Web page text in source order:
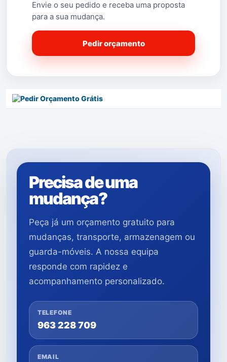
Envie o seu pedido e receba uma proposta
para a sua mudança.
Pedir orçamento
Precisa de uma
mudança?
Peça já um orçamento gratuito para
mudanças, transporte, armazenagem ou
guarda-móveis. A nossa equipa
responde com rapidez e
acompanhamento personalizado.
TELEFONE
963 228 709
EMAIL